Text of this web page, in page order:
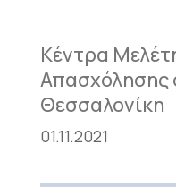
Κέντρα
Απασχόλησης
Θεσσαλονίκη
01.11.2021